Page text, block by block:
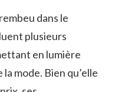
dans le
plusieurs
en lumière
mode. Bien qu’elle